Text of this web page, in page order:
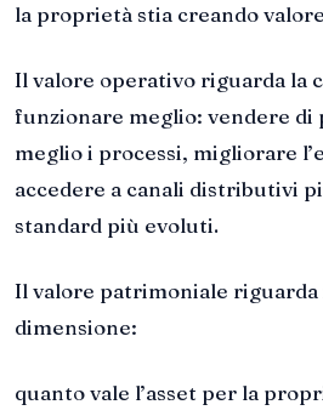
la proprietà stia creando
Il valore operativo riguarda la
funzionare meglio: vendere di
meglio i processi, migliorare
accedere a canali distributivi
standard più evoluti.
Il valore patrimoniale riguarda
dimensione:
quanto vale l’asset per la